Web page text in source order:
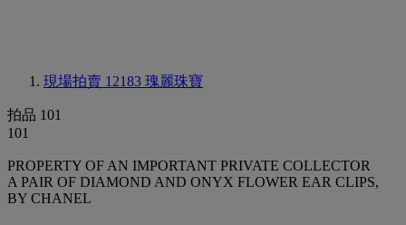
現場拍賣 12183 瑰麗珠寶
拍品 101
101
PROPERTY OF AN IMPORTANT PRIVATE COLLECTOR
A PAIR OF DIAMOND AND ONYX FLOWER EAR CLIPS,
BY CHANEL